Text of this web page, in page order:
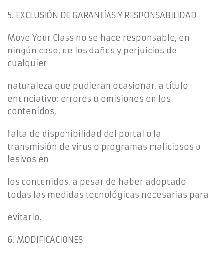
5. EXCLUSIÓN DE GARANTÍAS Y RESPONSABILIDAD
Move Your Class no se hace responsable, en
ningún caso, de los daños y perjuicios de
cualquier
naturaleza que pudieran ocasionar, a título
enunciativo: errores u omisiones en los
contenidos,
falta de disponibilidad del portal o la
transmisión de virus o programas maliciosos o
lesivos en
los contenidos, a pesar de haber adoptado
todas las medidas tecnológicas necesarias para
evitarlo.
6. MODIFICACIONES